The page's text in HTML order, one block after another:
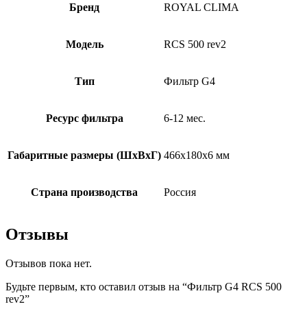
Бренд ROYAL CLIMA
Модель RCS 500 rev2
Тип Фильтр G4
Ресурс фильтра 6-12 мес.
Габаритные размеры (ШxВxГ) 466x180x6 мм
Страна производства Россия
Отзывы
Отзывов пока нет.
Будьте первым, кто оставил отзыв на “Фильтр G4 RCS 500
rev2”